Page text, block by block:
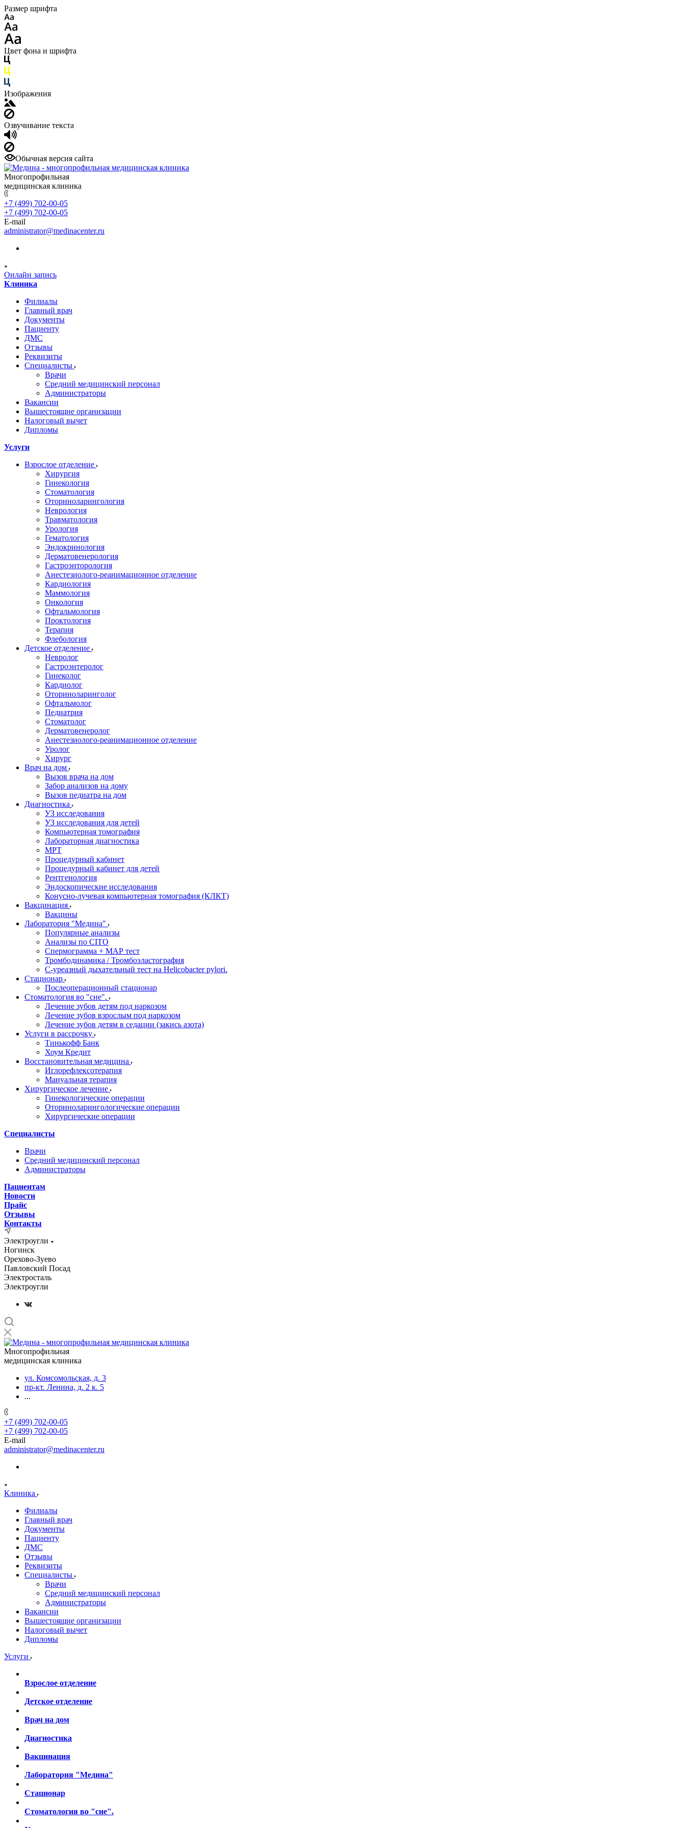
Размер шрифта
Цвет фона и шрифта
Изображения
Озвучивание текста
Обычная версия сайта
Многопрофильная
медицинская клиника
+7 (499) 702-00-05
+7 (499) 702-00-05
E-mail
administrator@medinacenter.ru
Онлайн запись
Клиника
Филиалы
Главный врач
Документы
Пациенту
ДМС
Отзывы
Реквизиты
Специалисты
Врачи
Средний медицинский персонал
Администраторы
Вакансии
Вышестоящие организации
Налоговый вычет
Дипломы
Услуги
Взрослое отделение
Хирургия
Гинекология
Стоматология
Оториноларингология
Неврология
Травматология
Урология
Гематология
Эндокринология
Дерматовенерология
Гастроэнторология
Анестезиолого-реанимационное отделение
Кардиология
Маммология
Онкология
Офтальмология
Проктология
Терапия
Флебология
Детское отделение
Невролог
Гастроэнтеролог
Гинеколог
Кардиолог
Оториноларинголог
Офтальмолог
Педиатрия
Стоматолог
Дерматовенеролог
Анестезиолого-реанимационное отделение
Уролог
Хирург
Врач на дом
Вызов врача на дом
Забор анализов на дому
Вызов педиатра на дом
Диагностика
УЗ исследования
УЗ исследования для детей
Компьютерная томография
Лабораторная диагностика
МРТ
Процедурный кабинет
Процедурный кабинет для детей
Рентгенология
Эндоскопические исследования
Конусно-лучевая компьютерная томография (КЛКТ)
Вакцинация
Вакцины
Лаборатория "Медина"
Популярные анализы
Анализы по CITO
Спермограмма + МАР тест
Тромбодинамика / Тромбоэластография
С-уреазный дыхательный тест на Helicobacter pylori.
Стационар
Послеоперационный стационар
Стоматология во "сне".
Лечение зубов детям под наркозом
Лечение зубов взрослым под наркозом
Лечение зубов детям в седации (закись азота)
Услуги в рассрочку
Тинькофф Банк
Хоум Кредит
Восстановительная медицина
Иглорефлексотерапия
Мануальная терапия
Хирургическое лечение
Гинекологические операции
Оториноларингологические операции
Хирургические операции
Специалисты
Врачи
Средний медицинский персонал
Администраторы
Пациентам
Новости
Прайс
Отзывы
Контакты
Электроугли
Ногинск
Орехово-Зуево
Павловский Посад
Электросталь
Электроугли
Многопрофильная
медицинская клиника
ул. Комсомольская, д. 3
пр-кт. Ленина, д. 2 к. 5
...
+7 (499) 702-00-05
+7 (499) 702-00-05
E-mail
administrator@medinacenter.ru
Клиника
Филиалы
Главный врач
Документы
Пациенту
ДМС
Отзывы
Реквизиты
Специалисты
Врачи
Средний медицинский персонал
Администраторы
Вакансии
Вышестоящие организации
Налоговый вычет
Дипломы
Услуги
Взрослое отделение
Детское отделение
Врач на дом
Диагностика
Вакцинация
Лаборатория "Медина"
Стационар
Стоматология во "сне".